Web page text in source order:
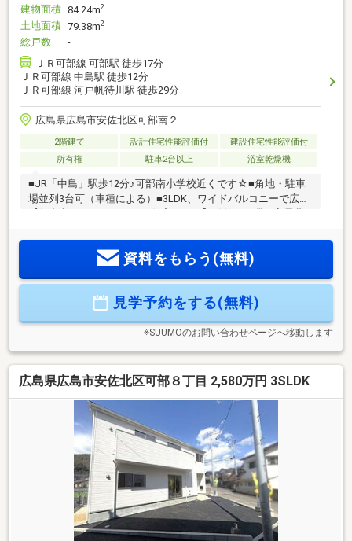
建物面積 84.24m2
土地面積 79.38m2
総戸数
-
ＪＲ可部線 可部駅 徒歩17分
ＪＲ可部線 中島駅 徒歩12分
ＪＲ可部線 河戸帆待川駅 徒歩29分
広島県広島市安佐北区可部南２
2階建て 設計住宅性能評価付
建設住宅性能評価付
所有権
駐車2台以上 浴室乾燥機
■JR「中島」駅歩12分♪可部南小学校近くです☆■角地・駐車
場並列3台可（車種による）■3LDK、ワイドバルコニーで広々
はご相談ください♪車等の個人ローンも一本化して月々支払い
を減額☆◇◆西洋トラスト株式会社◆◇・住宅ローンに不安
されている物件情報もまとめて資料をお送りします・是非一
度条件をお聞かせください♪
資料をもらう(無料)
見学予約をする(無料)
※SUUMOのお問い合わせページへ移動します
広島県広島市安佐北区可部８丁目 2,580万円 3SLDK